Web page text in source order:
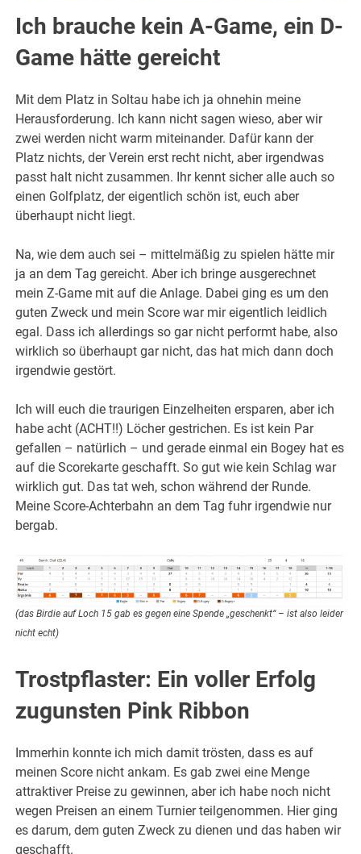
Ich brauche kein A-Game, ein D-
Game hätte gereicht
Mit dem Platz in Soltau habe ich ja ohnehin meine
Herausforderung. Ich kann nicht sagen wieso, aber wir
zwei werden nicht warm miteinander. Dafür kann der
Platz nichts, der Verein erst recht nicht, aber irgendwas
passt halt nicht zusammen. Ihr kennt sicher alle auch so
einen Golfplatz, der eigentlich schön ist, euch aber
überhaupt nicht liegt.
Na, wie dem auch sei – mittelmäßig zu spielen hätte mir
ja an dem Tag gereicht. Aber ich bringe ausgerechnet
mein Z-Game mit auf die Anlage. Dabei ging es um den
guten Zweck und mein Score war mir eigentlich leidlich
egal. Dass ich allerdings so gar nicht performt habe, also
wirklich so überhaupt gar nicht, das hat mich dann doch
irgendwie gestört.
Ich will euch die traurigen Einzelheiten ersparen, aber ich
habe acht (ACHT!!) Löcher gestrichen. Es ist kein Par
gefallen – natürlich – und gerade einmal ein Bogey hat es
auf die Scorekarte geschafft. So gut wie kein Schlag war
wirklich gut. Das tat weh, schon während der Runde.
Meine Score-Achterbahn an dem Tag fuhr irgendwie nur
bergab.
(das Birdie auf Loch 15 gab es gegen eine Spende „geschenkt“ – ist also leider
nicht echt)
Trostpflaster: Ein voller Erfolg
zugunsten Pink Ribbon
Immerhin konnte ich mich damit trösten, dass es auf
meinen Score nicht ankam. Es gab zwei eine Menge
attraktiver Preise zu gewinnen, aber ich habe noch nicht
wegen Preisen an einem Turnier teilgenommen. Hier ging
es darum, dem guten Zweck zu dienen und das haben wir
geschafft.